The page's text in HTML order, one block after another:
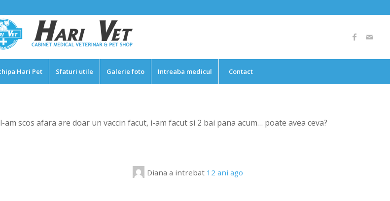
Hari Pet Sfaturi utile Galerie foto Intreaba medicul Contact
scos afara are doar un vaccin facut, i-am facut si 2 bai pana acum… poate avea ceva?
Diana a intrebat 12 ani ago